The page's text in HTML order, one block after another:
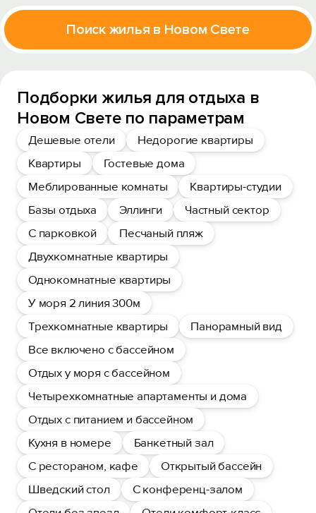
Поиск жилья в Новом Свете
Подборки жилья для отдыха в
Новом Свете по параметрам
Дешевые отели
Недорогие квартиры
Квартиры
Гостевые дома
Меблированные комнаты
Квартиры-студии
Базы отдыха
Эллинги
Частный сектор
С парковкой
Песчаный пляж
Двухкомнатные квартиры
Однокомнатные квартиры
У моря 2 линия 300м
Трехкомнатные квартиры
Панорамный вид
Все включено с бассейном
Отдых у моря с бассейном
Четырехкомнатные апартаменты и дома
Отдых с питанием и бассейном
Кухня в номере
Банкетный зал
С рестораном, кафе
Открытый бассейн
Шведский стол
С конференц-залом